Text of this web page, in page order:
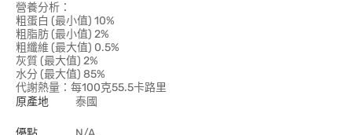
營養分析：
粗蛋白 (最小值) 10%
粗脂肪 (最小值) 2%
粗纖維 (最大值) 0.5%
灰質 (最大值) 2%
水分 (最大值) 85%
代謝熱量：每100克55.5卡路里
原產地
泰國